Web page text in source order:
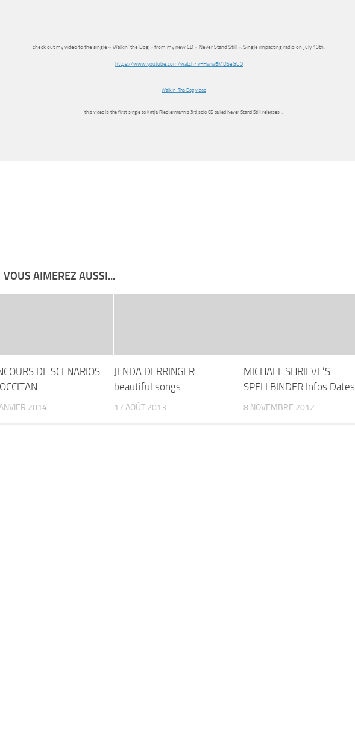
check out my video to the single « Walkin’ the Dog » from my new CD « Never Stand Still ». Single impacting radio on July 13th.
https://www.youtube.com/watch? v=Hww5MDSeGU0
Walkin’ The Dog video
this video is the first single to Katja Rieckermann’s 3rd solo CD called Never Stand Still releases ..
VOUS AIMEREZ AUSSI...
DE SCENARIOS
2014
JENDA DERRINGER
beautiful songs
17 AOÛT 2013
MICHAEL SHRIEVE’S
SPELLBINDER Infos Dates
8 NOVEMBRE 2012